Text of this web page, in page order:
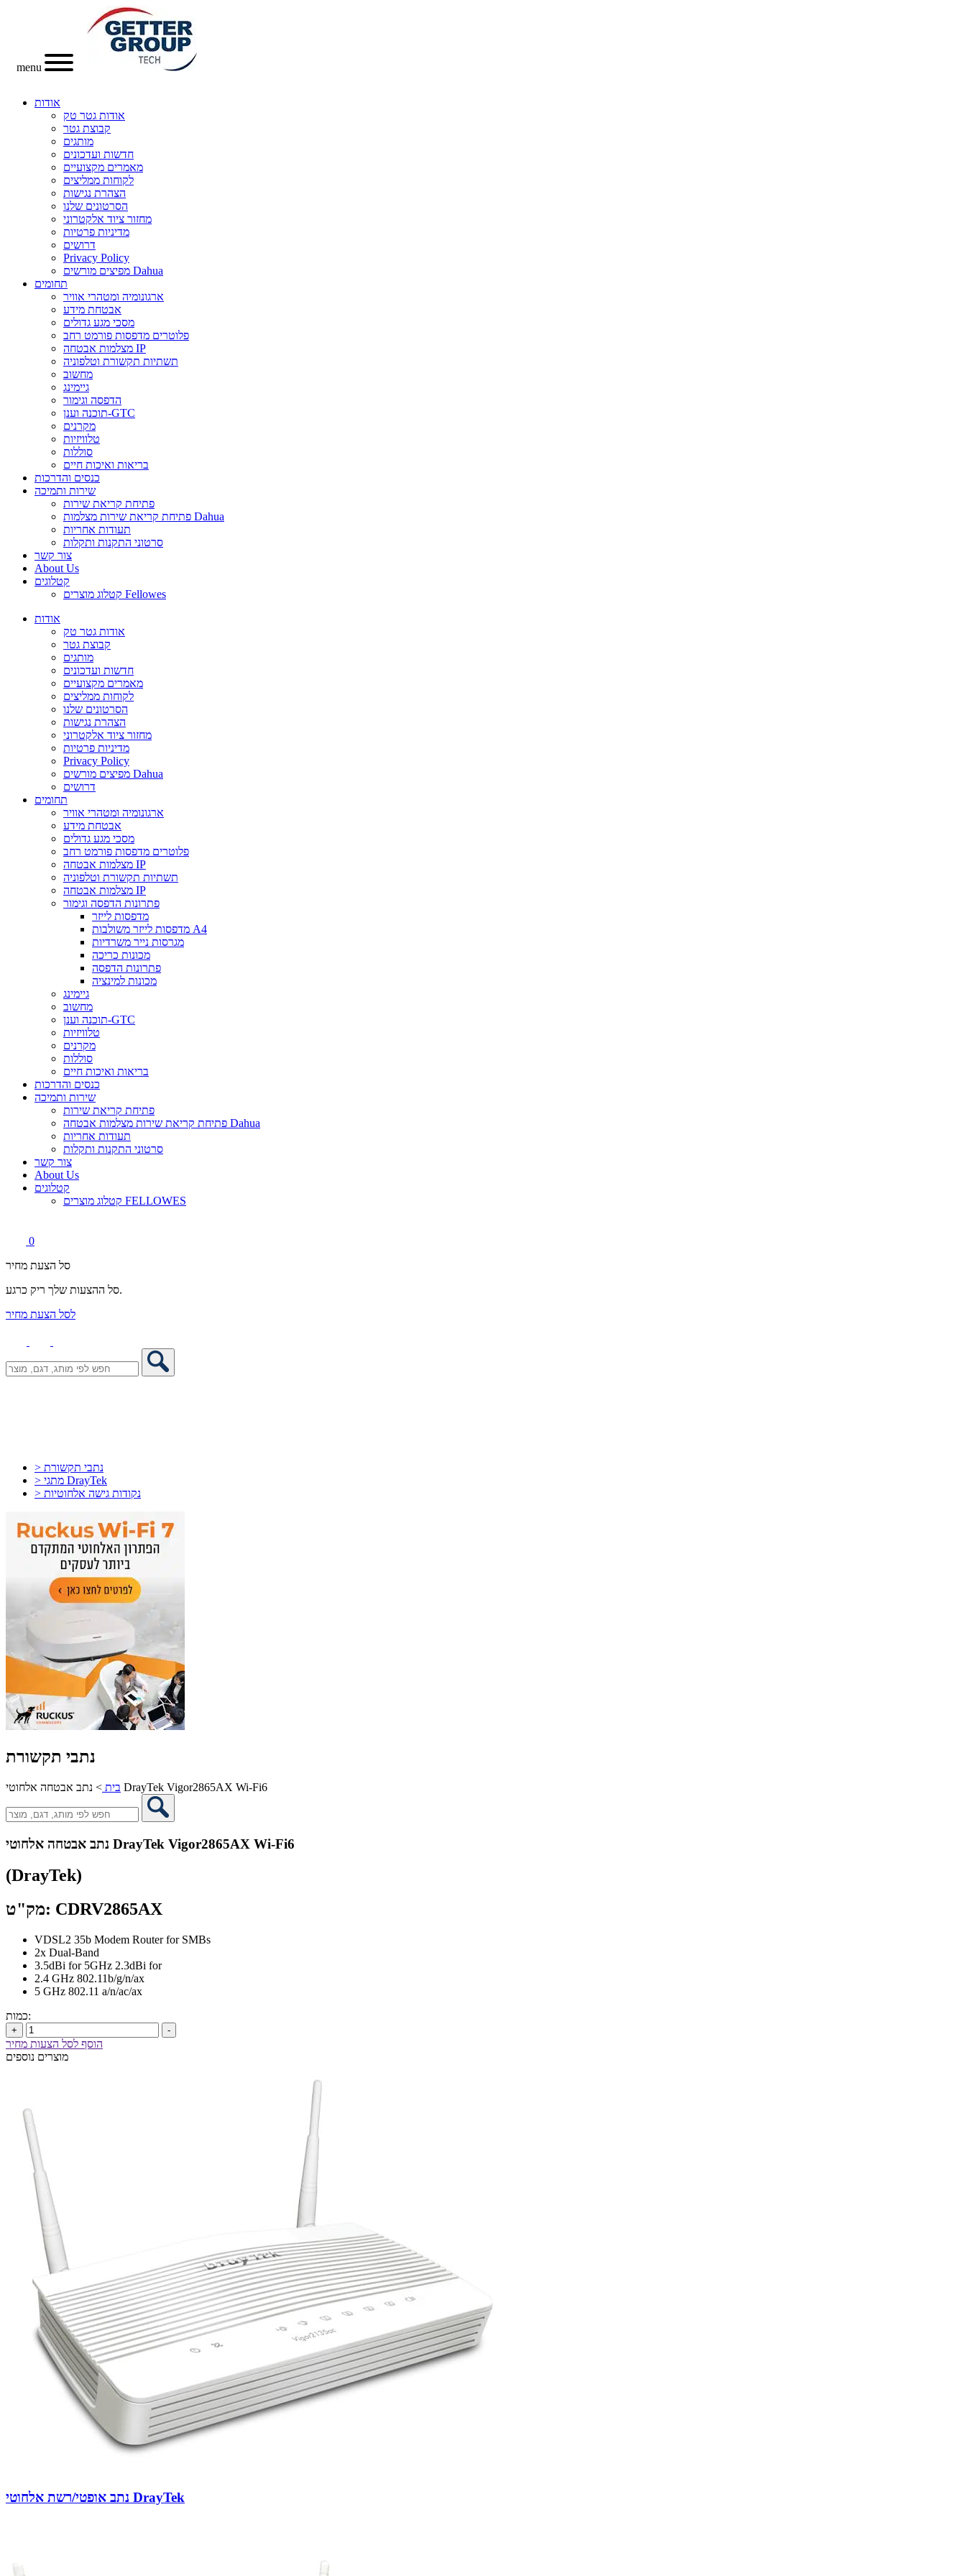
menu
אודות
אודות גטר טק
קבוצת גטר
מותגים
חדשות ועדכונים
מאמרים מקצועיים
לקוחות ממליצים
הצהרת נגישות
הסרטונים שלנו
מחזור ציוד אלקטרוני
מדיניות פרטיות
דרושים
Privacy Policy
מפיצים מורשים Dahua
תחומים
ארגונומיה ומטהרי אוויר
אבטחת מידע
מסכי מגע גדולים
פלוטרים מדפסות פורמט רחב
מצלמות אבטחה IP
תשתיות תקשורת וטלפוניה
מחשוב
גיימינג
הדפסה וגימור
תוכנה וענן-GTC
מקרנים
טלוויזיות
סוללות
בריאות ואיכות חיים
כנסים והדרכות
שירות ותמיכה
פתיחת קריאת שירות
פתיחת קריאת שירות מצלמות Dahua
תעודות אחריות
סרטוני התקנות ותקלות
צור קשר
About Us
קטלוגים
קטלוג מוצרים Fellowes
אודות
אודות גטר טק
קבוצת גטר
מותגים
חדשות ועדכונים
מאמרים מקצועיים
לקוחות ממליצים
הסרטונים שלנו
הצהרת נגישות
מחזור ציוד אלקטרוני
מדיניות פרטיות
Privacy Policy
מפיצים מורשים Dahua
דרושים
תחומים
ארגונומיה ומטהרי אוויר
אבטחת מידע
מסכי מגע גדולים
פלוטרים מדפסות פורמט רחב
מצלמות אבטחה IP
תשתיות תקשורת וטלפוניה
מצלמות אבטחה IP
פתרונות הדפסה וגימור
מדפסות לייזר
מדפסות לייזר משולבות A4
מגרסות נייר משרדיות
מכונות כריכה
פתרונות הדפסה
מכונות למינציה
גיימינג
מחשוב
תוכנה וענן-GTC
טלוויזיות
מקרנים
סוללות
בריאות ואיכות חיים
כנסים והדרכות
שירות ותמיכה
פתיחת קריאת שירות
פתיחת קריאת שירות מצלמות אבטחה Dahua
תעודות אחריות
סרטוני התקנות ותקלות
צור קשר
About Us
קטלוגים
קטלוג מוצרים FELLOWES
0
סל הצעת מחיר
סל ההצעות שלך ריק כרגע.
לסל הצעת מחיר
> נתבי תקשורת
> מתגי DrayTek
> נקודות גישה אלחוטיות
נתבי תקשורת
בית > נתב אבטחה אלחוטי DrayTek Vigor2865AX Wi-Fi6
נתב אבטחה אלחוטי DrayTek Vigor2865AX Wi-Fi6
(DrayTek)
מק"ט: CDRV2865AX
VDSL2 35b Modem Router for SMBs
2x Dual-Band
3.5dBi for 5GHz 2.3dBi for
2.4 GHz 802.11b/g/n/ax
5 GHz 802.11 a/n/ac/ax
כמות:
+ -
הוסף לסל הצעות מחיר
מוצרים נוספים
נתב אופטי/רשת אלחוטי DrayTek